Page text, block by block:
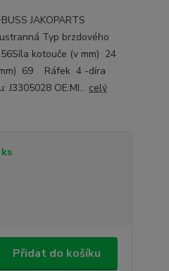
JAKOPARTS
Typ brzdového
kotouče (v mm) 24
mm) 69 Ráfek 4 -díra
OE:MI... celý
Přidat do košíku